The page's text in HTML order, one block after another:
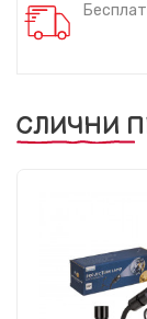
СЛИЧНИ